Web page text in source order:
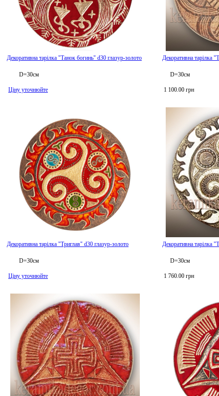
Декоративна тарілка "Танок богинь" d30 глазур-золото
D=30см
Ціну уточнюйте
Декоративна тарілка
D=30см
1 100.00 грн
Декоративна тарілка "Триглав" d30 глазур-золото
D=30см
Ціну уточнюйте
Декоративна тарілка
D=30см
1 760.00 грн